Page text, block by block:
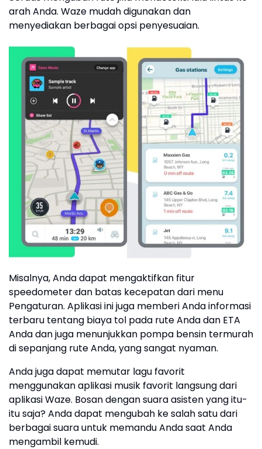
arah Anda. Waze mudah digunakan dan
menyediakan berbagai opsi penyesuaian.
Misalnya, Anda dapat mengaktifkan fitur
speedometer dan batas kecepatan dari menu
Pengaturan. Aplikasi ini juga memberi Anda informasi
terbaru tentang biaya tol pada rute Anda dan ETA
Anda dan juga menunjukkan pompa bensin termurah
di sepanjang rute Anda, yang sangat nyaman.
Anda juga dapat memutar lagu favorit
menggunakan aplikasi musik favorit langsung dari
aplikasi Waze. Bosan dengan suara asisten yang itu-
itu saja? Anda dapat mengubah ke salah satu dari
berbagai suara untuk memandu Anda saat Anda
mengambil kemudi.